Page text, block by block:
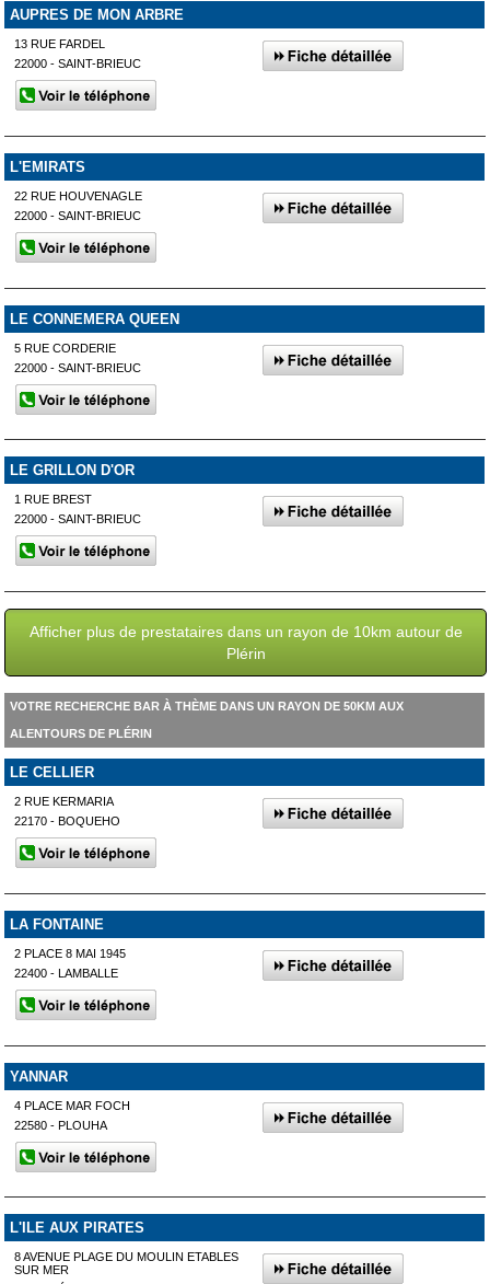
AUPRES DE MON ARBRE
13 RUE FARDEL
22000 - SAINT-BRIEUC
L'EMIRATS
22 RUE HOUVENAGLE
22000 - SAINT-BRIEUC
LE CONNEMERA QUEEN
5 RUE CORDERIE
22000 - SAINT-BRIEUC
LE GRILLON D'OR
1 RUE BREST
22000 - SAINT-BRIEUC
Afficher plus de prestataires dans un rayon de 10km autour de
Plérin
VOTRE RECHERCHE BAR À THÈME DANS UN RAYON DE 50KM AUX
ALENTOURS DE PLÉRIN
LE CELLIER
2 RUE KERMARIA
22170 - BOQUEHO
LA FONTAINE
2 PLACE 8 MAI 1945
22400 - LAMBALLE
YANNAR
4 PLACE MAR FOCH
22580 - PLOUHA
L'ILE AUX PIRATES
8 AVENUE PLAGE DU MOULIN ETABLES
SUR MER